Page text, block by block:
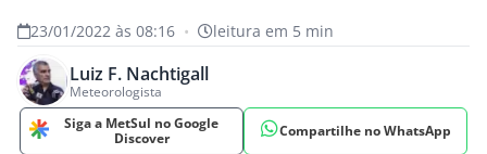
23/01/2022 às 08:16 • leitura em 5 min
Luiz F. Nachtigall
Meteorologista
Siga a MetSul no Google
Discover
Compartilhe no WhatsApp